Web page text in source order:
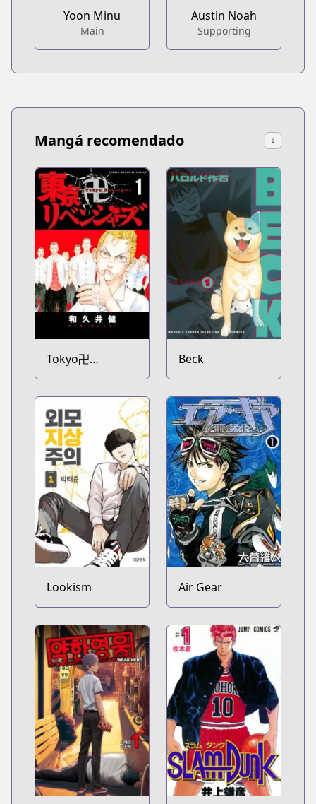
Yoon Minu
Main
Austin Noah
Supporting
Mangá recomendado ↓
Tokyo卍
Revengers
Beck
Lookism Air Gear